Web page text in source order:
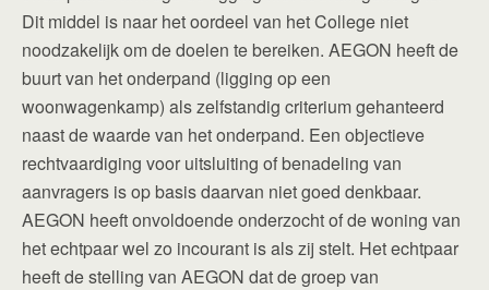
Dit middel is naar het oordeel van het College niet
noodzakelijk om de doelen te bereiken. AEGON heeft de
buurt van het onderpand (ligging op een
woonwagenkamp) als zelfstandig criterium gehanteerd
naast de waarde van het onderpand. Een objectieve
rechtvaardiging voor uitsluiting of benadeling van
aanvragers is op basis daarvan niet goed denkbaar.
AEGON heeft onvoldoende onderzocht of de woning van
het echtpaar wel zo incourant is als zij stelt. Het echtpaar
heeft de stelling van AEGON dat de groep van